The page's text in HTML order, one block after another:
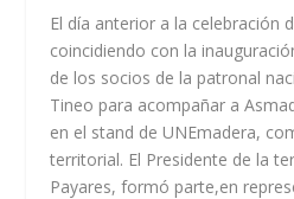
El día anterior a la celebración
coincidiendo con la
de los socios de la patronal
Tineo para acompañar a
en el stand de UNEmadera,
territorial. El Presidente de la
Payares, formó parte,en